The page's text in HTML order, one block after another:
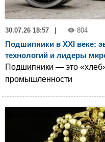
30.07.26 18:57 804
Подшипники в XXI веке:
технологий и лидеры
Подшипники — это
промышленности